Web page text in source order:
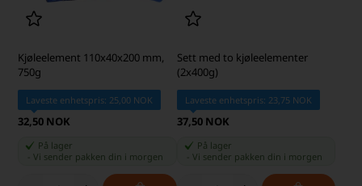
Kjøleelement 110x40x200 mm,
750g
Laveste enhetspris: 25,00 NOK
32,50 NOK
På lager
-Vi sender pakken din i morgen
Sett med to kjøleelementer
(2x400g)
Laveste enhetspris: 23,75 NOK
37,50 NOK
På lager
Vi sender pakken din i morgen